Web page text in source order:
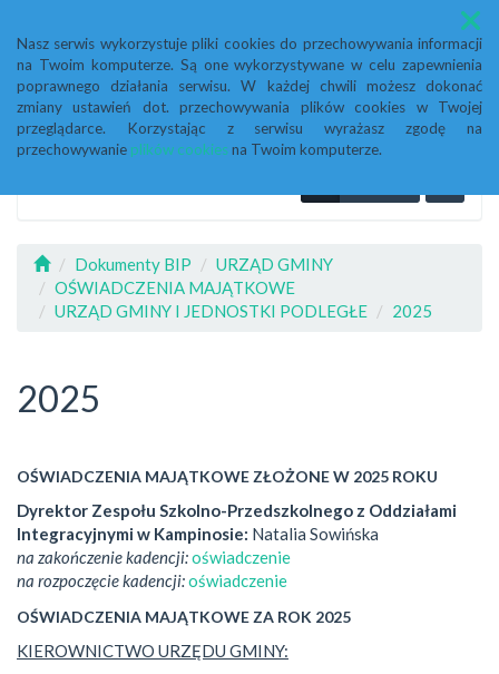
Nasz serwis wykorzystuje pliki cookies do przechowywania informacji
na Twoim komputerze. Są one wykorzystywane w celu zapewnienia
poprawnego działania serwisu. W każdej chwili możesz dokonać
zmiany ustawień dot. przechowywania plików cookies w Twojej
przeglądarce. Korzystając z serwisu wyrażasz zgodę na
przechowywanie plików cookiesna Twoim komputerze.
Menu
Dokumenty BIP
URZĄD GMINY
OŚWIADCZENIA MAJĄTKOWE
URZĄD GMINY I JEDNOSTKI PODLEGŁE
2025
2025
OŚWIADCZENIA MAJĄTKOWE ZŁOŻONE W 2025 ROKU
Dyrektor Zespołu Szkolno-Przedszkolnego z Oddziałami
Integracyjnymi w Kampinosie: Natalia Sowińska
na zakończenie kadencji:oświadczenie
na rozpoczęcie kadencji:oświadczenie
OŚWIADCZENIA MAJĄTKOWE ZA ROK 2025
KIEROWNICTWO URZĘDU GMINY: